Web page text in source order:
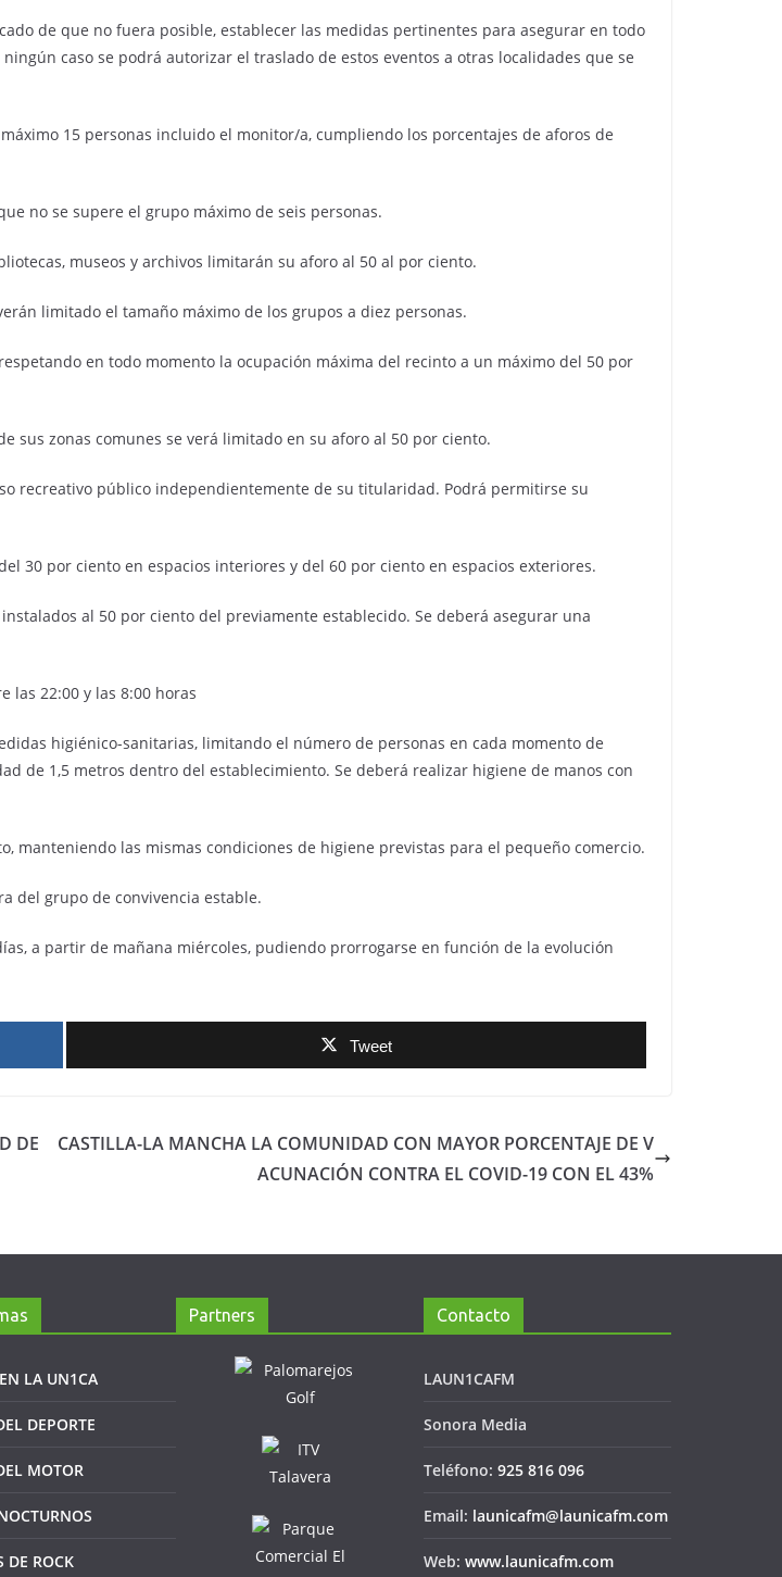
de que no fuera posible, establecer las medidas pertinentes para asegurar en todo
caso se podrá autorizar el traslado de estos eventos a otras localidades que se
15 personas incluido el monitor/a, cumpliendo los porcentajes de aforos de
no se supere el grupo máximo de seis personas.
museos y archivos limitarán su aforo al 50 al por ciento.
limitado el tamaño máximo de los grupos a diez personas.
en todo momento la ocupación máxima del recinto a un máximo del 50 por
sus zonas comunes se verá limitado en su aforo al 50 por ciento.
recreativo público independientemente de su titularidad. Podrá permitirse su
30 por ciento en espacios interiores y del 60 por ciento en espacios exteriores.
al 50 por ciento del previamente establecido. Se deberá asegurar una
22:00 y las 8:00 horas
higiénico-sanitarias, limitando el número de personas en cada momento de
de 1,5 metros dentro del establecimiento. Se deberá realizar higiene de manos con
manteniendo las mismas condiciones de higiene previstas para el pequeño comercio.
del grupo de convivencia estable.
a partir de mañana miércoles, pudiendo prorrogarse en función de la evolución
Tweet
DE
CASTILLA-LA MANCHA LA COMUNIDAD CON MAYOR PORCENTAJE DE V
ACUNACIÓN CONTRA EL COVID-19 CON EL 43%
LA UN1CA
DEPORTE
MOTOR
DE ROCK
Partners Contacto
LAUN1CAFM
Sonora Media
Teléfono: 925 816 096
Email: launicafm@launicafm.com
Web: www.launicafm.com